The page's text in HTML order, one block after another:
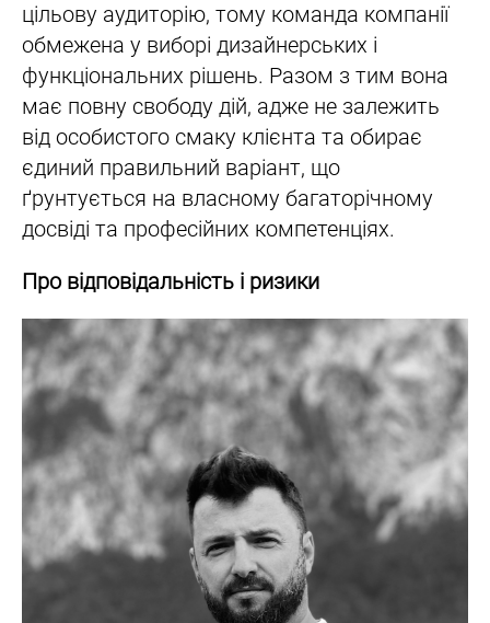
цільову аудиторію, тому команда компанії
обмежена у виборі дизайнерських і
функціональних рішень. Разом з тим вона
має повну свободу дій, адже не залежить
від особистого смаку клієнта та обирає
єдиний правильний варіант, що
ґрунтується на власному багаторічному
досвіді та професійних компетенціях.
Про відповідальність і ризики